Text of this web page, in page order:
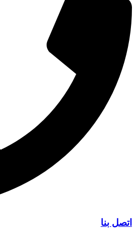
اتصل بنا